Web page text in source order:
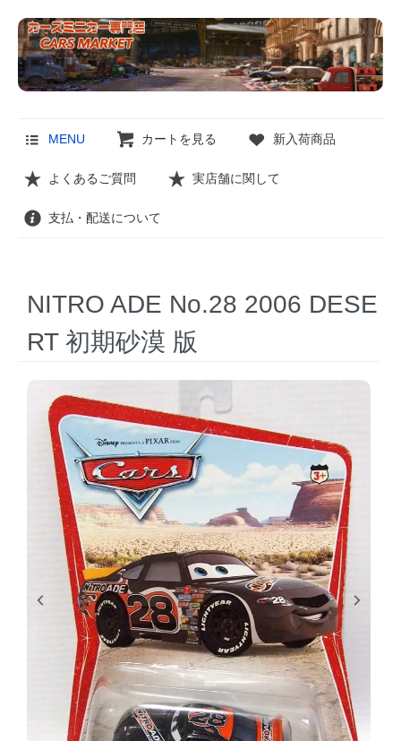
MENU カートを見る 新入荷商品
よくあるご質問 実店舗に関して
支払・配送について
NITRO ADE No.28 2006 DESE
RT 初期砂漠 版